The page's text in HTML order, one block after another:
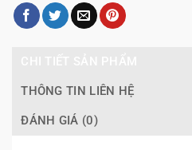
THÔNG TIN LIÊN HỆ
ĐÁNH GIÁ (0)